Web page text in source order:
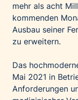
Ökopharm
Palfinger AG
Polestar
Starbucks
Superbrands Austria
mehr als acht
kommenden
Ausbau seiner
zu erweitern.
Das
Mai 2021 in
Anforderungen